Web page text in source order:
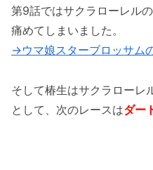
第9話ではサクラローレル
痛めてしまいました。
→ウマ娘スターブロッサム
そして椿生はサクラローレ
として、次のレースはダー